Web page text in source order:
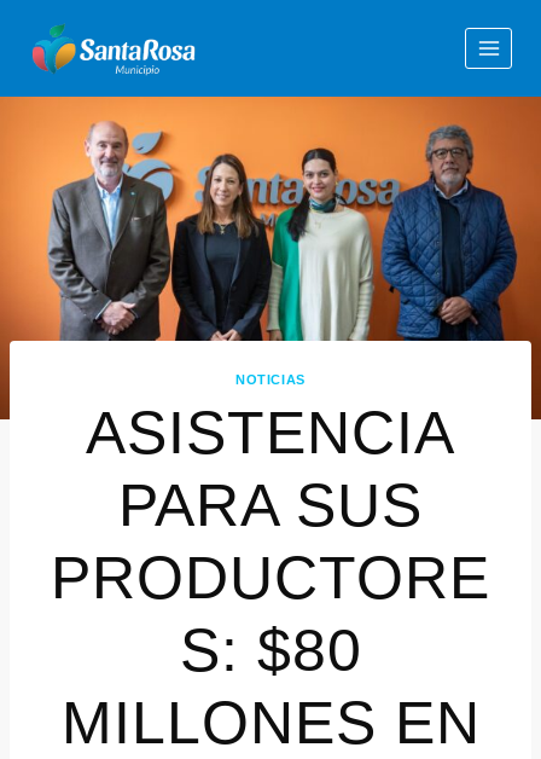
NOTICIAS
ASISTENCIA
PARA SUS
PRODUCTORE
S: $80
MILLONES EN